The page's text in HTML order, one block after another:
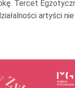
Tercet
artyści nie